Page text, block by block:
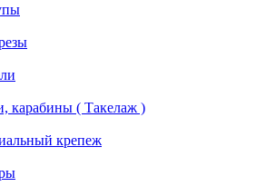
карабины ( Такелаж )
крепеж